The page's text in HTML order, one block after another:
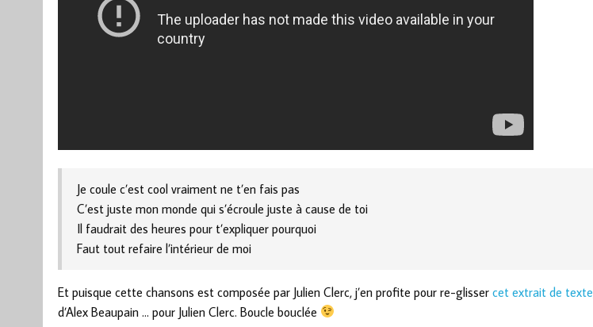
Je coule c’est cool vraiment ne t’en fais pas
C’est juste mon monde qui s’écroule juste à cause de toi
Il faudrait des heures pour t’expliquer pourquoi
Faut tout refaire l’intérieur de moi
Et puisque cette chansons est composée par Julien Clerc, j’en profite pour re-glisser cet extrait de texte
d’Alex Beaupain … pour Julien Clerc. Boucle bouclée